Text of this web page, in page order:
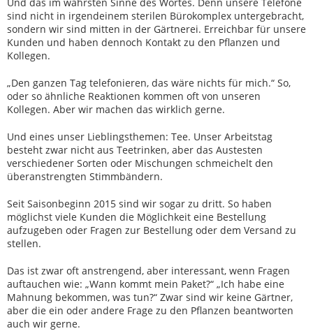
sind nicht in irgendeinem sterilen Bürokomplex untergebracht,
sondern wir sind mitten in der Gärtnerei. Erreichbar für unsere
Kunden und haben dennoch Kontakt zu den Pflanzen und
Kollegen.
„Den ganzen Tag telefonieren, das wäre nichts für mich.“ So,
oder so ähnliche Reaktionen kommen oft von unseren
Kollegen. Aber wir machen das wirklich gerne.
Und eines unser Lieblingsthemen: Tee. Unser Arbeitstag
besteht zwar nicht aus Teetrinken, aber das Austesten
verschiedener Sorten oder Mischungen schmeichelt den
überanstrengten Stimmbändern.
Seit Saisonbeginn 2015 sind wir sogar zu dritt. So haben
möglichst viele Kunden die Möglichkeit eine Bestellung
aufzugeben oder Fragen zur Bestellung oder dem Versand zu
stellen.
Das ist zwar oft anstrengend, aber interessant, wenn Fragen
auftauchen wie: „Wann kommt mein Paket?“ „Ich habe eine
Mahnung bekommen, was tun?“ Zwar sind wir keine Gärtner,
aber die ein oder andere Frage zu den Pflanzen beantworten
auch wir gerne.